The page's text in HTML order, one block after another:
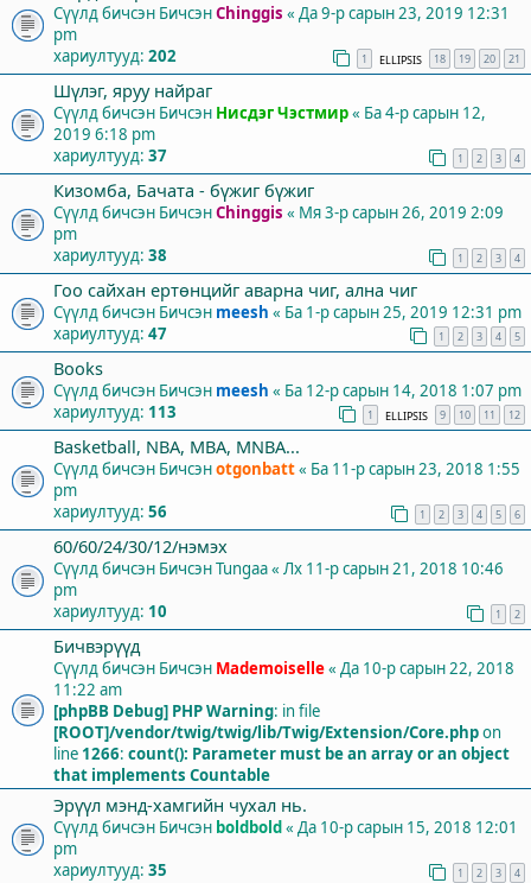
Сүүлд бичсэн БичсэнChinggis « Да 9-р сарын 23, 2019 12:31
pm
хариултууд: 202 1 ELLIPSIS 18 19 20 21
Шүлэг, яруу найраг
Сүүлд бичсэн Бичсэн Нисдэг Чэстмир« Ба 4-р сарын 12,
2019 6:18 pm
хариултууд: 37 1 2 3 4
Кизомба, Бачата - бүжиг бүжиг
Сүүлд бичсэн БичсэнChinggis « Мя 3-р сарын 26, 2019 2:09
pm
хариултууд: 38 1 2 3 4
Гоо сайхан ертөнцийг аварна чиг, ална чиг
Сүүлд бичсэн Бичсэн meesh « Ба 1-р сарын 25, 2019 12:31 pm
хариултууд: 47 1 2 3 4 5
Books
Сүүлд бичсэн Бичсэн meesh « Ба 12-р сарын 14, 2018 1:07 pm
хариултууд: 113 1 ELLIPSIS 9 10 11 12
Basketball, NBA, MBA, MNBA...
Сүүлд бичсэн Бичсэнotgonbatt« Ба 11-р сарын 23, 2018 1:55
pm
хариултууд: 56 1 2 3 4 5 6
60/60/24/30/12/нэмэх
Сүүлд бичсэн БичсэнTungaa« Лх 11-р сарын 21, 2018 10:46
pm
хариултууд: 10 1 2
Бичвэрүүд
Сүүлд бичсэн Бичсэн Mademoiselle« Да 10-р сарын 22, 2018
11:22 am
[phpBB Debug] PHP Warning: in file
[ROOT]/vendor/twig/twig/lib/Twig/Extension/Core.phpon
line 1266: count(): Parameter must be an array or an object
that implements Countable
Эрүүл мэнд-хамгийн чухал нь.
Сүүлд бичсэн Бичсэн boldbold« Да 10-р сарын 15, 2018 12:01
pm
хариултууд: 35 1 2 3 4